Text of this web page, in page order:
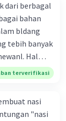
Ngesti
singkatan
14 Juni 2024
II Setda
dapat
dari berbagal
bahan
bldang
tebih banyak
Hal
fisiknya, yaitu
lemak
asam
terverifikasi
nasi
"nasi